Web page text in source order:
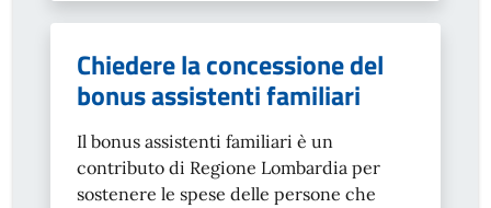
Chiedere la concessione del
bonus assistenti familiari
Il bonus assistenti familiari è un
contributo di Regione Lombardia per
sostenere le spese delle persone che